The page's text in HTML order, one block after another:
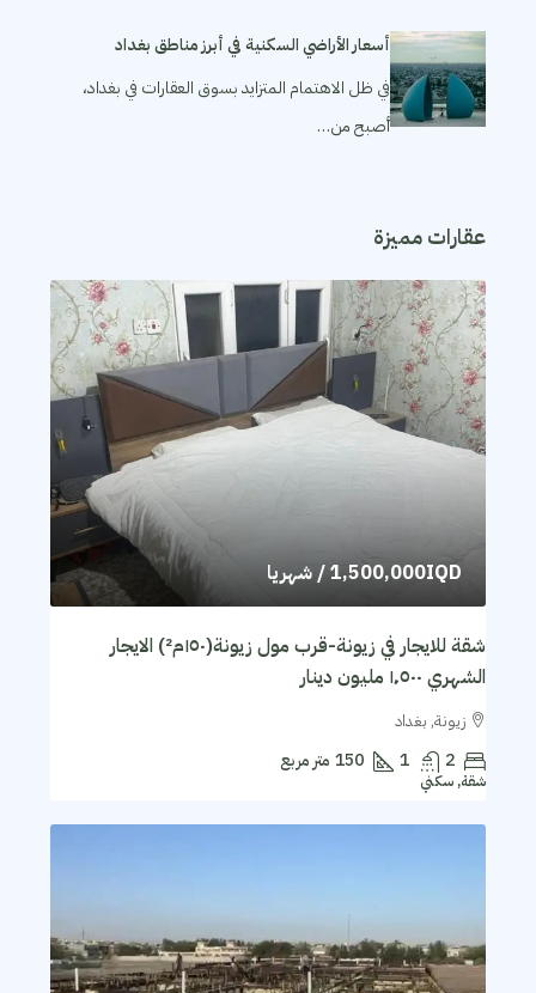
أسعار الأراضي السكنية في أبرز مناطق بغداد
في ظل الاهتمام المتزايد بسوق العقارات في بغداد،
أصبح من…
عقارات مميزة
1,500,000IQD/ شهريا
شقة للايجار في زيونة-قرب مول زيونة(١٥٠م²) الايجار
الشهري ١٬٥٠٠ مليون دينار
زيونة, بغداد
2
1
150 متر مربع
شقة, سكني